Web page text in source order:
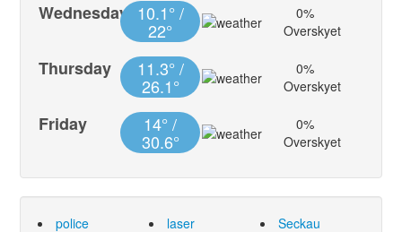
Wednesday 10.1° /
22°
0%
Overskyet
Thursday 11.3° /
26.1°
0%
Overskyet
Friday 14° /
30.6°
0%
Overskyet
police laser Seckau